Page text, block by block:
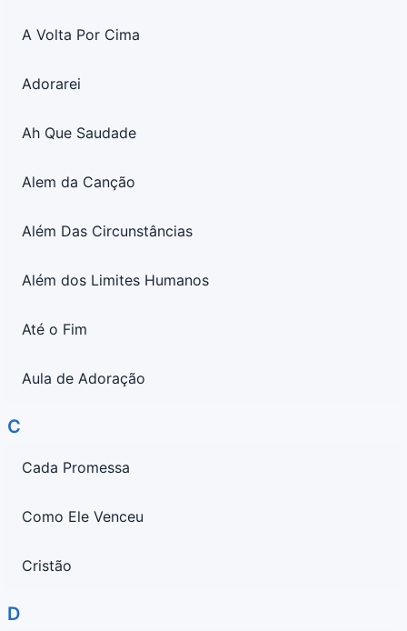
A Volta Por Cima
Adorarei
Ah Que Saudade
Alem da Canção
Além Das Circunstâncias
Além dos Limites Humanos
Até o Fim
Aula de Adoração
C
Cada Promessa
Como Ele Venceu
Cristão
D